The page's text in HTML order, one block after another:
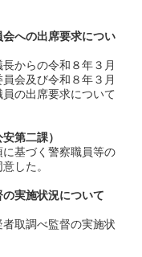
への出席要求につい
からの令和８年３月
会及び令和８年３月
の出席要求について
第二課）
基づく警察職員等の
した。
実施状況について
取調べ監督の実施状